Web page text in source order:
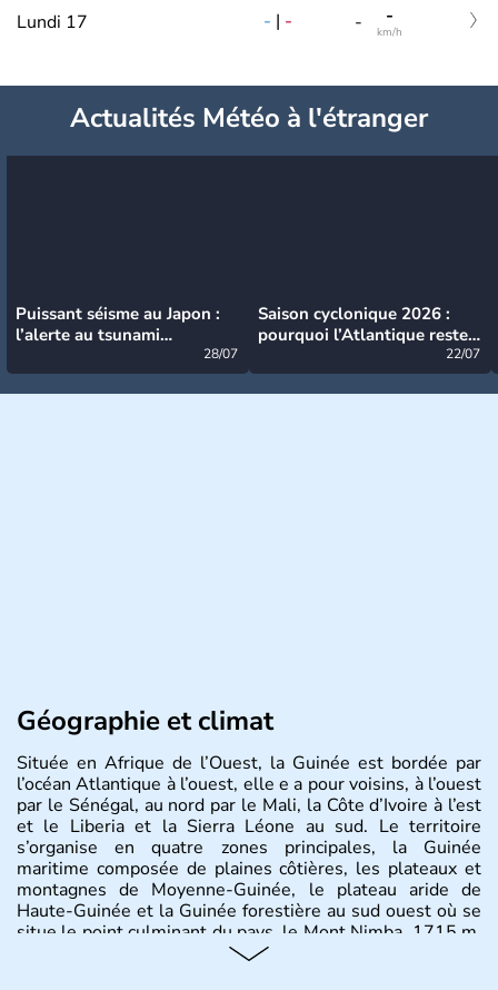
Lundi 17 - | - - -
km/h
Actualités Météo à l'étranger
Puissant séisme au Japon :
l’alerte au tsunami
28/07
Saison cyclonique 2026 :
pourquoi l’Atlantique reste
22/07
Géographie et climat
Située en Afrique de l’Ouest, la Guinée est bordée par
l’océan Atlantique à l’ouest, elle e a pour voisins, à l’ouest
par le Sénégal, au nord par le Mali, la Côte d’Ivoire à l’est
et le Liberia et la Sierra Léone au sud. Le territoire
s’organise en quatre zones principales, la Guinée
maritime composée de plaines côtières, les plateaux et
montagnes de Moyenne-Guinée, le plateau aride de
Haute-Guinée et la Guinée forestière au sud ouest où se
situe le point culminant du pays, le Mont Nimba, 1715 m.
Occupant 246 000 km2, le pays recense près de